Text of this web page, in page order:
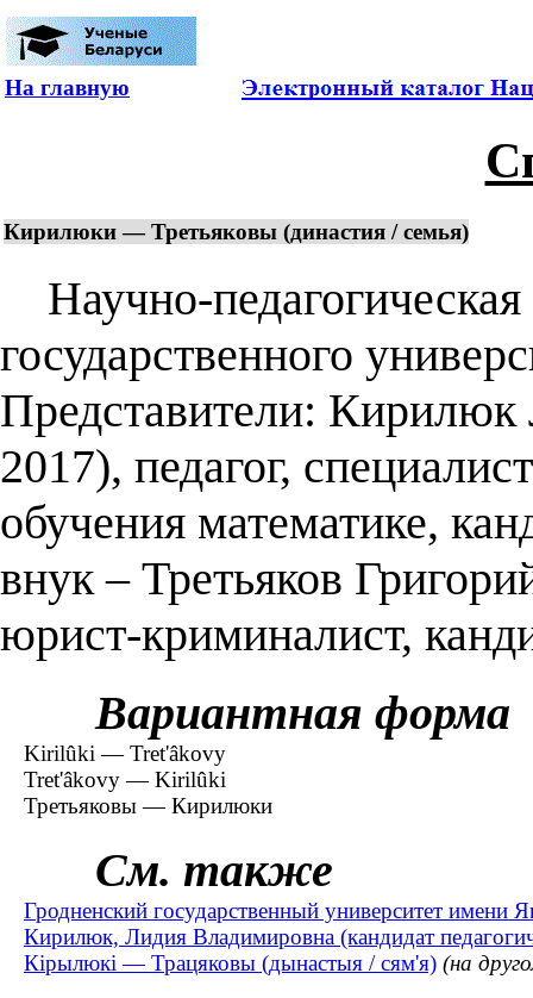
На главную
Кирилюки — Третьяковы (династия / семья)
Научно-педагогическая
государственного
Представители:
2017), педагог,
обучения математике,
внук – Третьяков
юрист-криминалист,
Вариантная форма
Kirilûki — Tret'âkovy
Tret'âkovy — Kirilûki
Третьяковы — Кирилюки
См. также
Гродненский государственный университет имени
Кирилюк, Лидия Владимировна (кандидат
Кірылюкі — Трацяковы (дынастыя / сям'я) (на